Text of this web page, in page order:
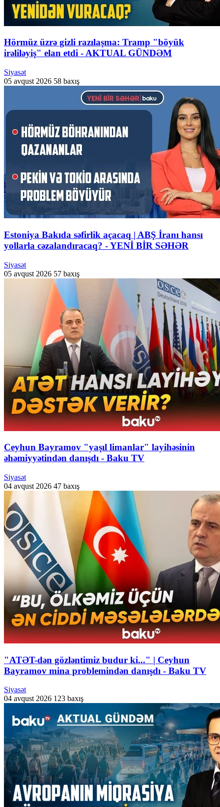
Hörmüz üzrə gizli razılaşma: Tramp "böyük
irəliləyiş" elan etdi - AKTUAL GÜNDƏM
Siyasət
05 avqust 2026 58 baxış
Estoniya Bakıda səfirlik açacaq | ABŞ İranı hansı
yollarla cəzalandıracaq? - YENİ BİR SƏHƏR
Siyasət
05 avqust 2026 57 baxış
Ceyhun Bayramov "yaşıl limanlar" layihəsinin
əhəmiyyətindən danışdı - Baku TV
Siyasət
04 avqust 2026 47 baxış
"ATƏT-dən gözləntimiz budur ki..." | Ceyhun
Bayramov mina problemindən danışdı - Baku TV
Siyasət
04 avqust 2026 123 baxış